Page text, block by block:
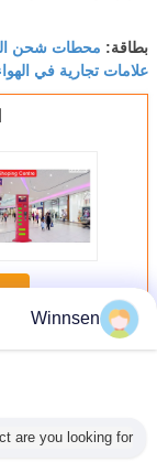
بطاقة: محطات شحن
علامات تجارية في
أكثرمحطات شحن
Winnsen
are you looking for?